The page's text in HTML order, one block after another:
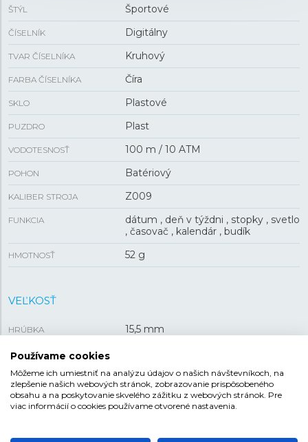
ŠTÝL Športové
ČÍSELNÍK Digitálny
TVAR ČÍSELNÍKA Kruhový
FARBA ČÍSELNÍKA Číra
SKLO Plastové
PUZDRO Plast
VODOTESNOSŤ 100 m / 10 ATM
POHON Batériový
KALIBER STROJA Z009
FUNKCIA
dátum , deň v týždni , stopky , svetlo
, časovač , kalendár , budík
HMOTNOSŤ 52 g
VEĽKOSŤ
HRÚBKA 15,5 mm
PUZDRO
REMIENOK
Používame cookies
Môžeme ich umiestniť na analýzu údajov o našich návštevníkoch, na
zlepšenie našich webových stránok, zobrazovanie prispôsobeného
obsahu a na poskytovanie skvelého zážitku z webových stránok. Pre
viac informácií o cookies používame otvorené nastavenia.